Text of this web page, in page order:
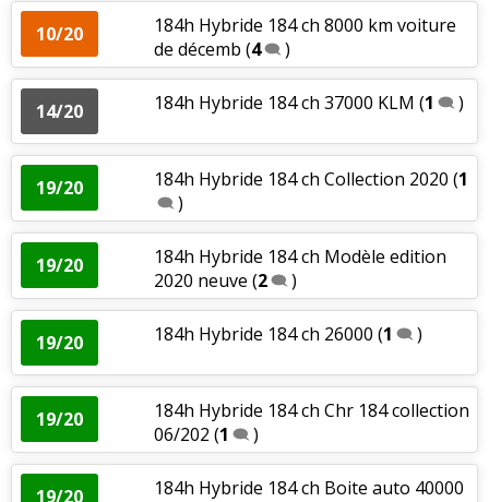
10/20
184h Hybride 184 ch 8000 km voiture
de décemb (4 )
14/20 184h Hybride 184 ch 37000 KLM (1 )
19/20 184h Hybride 184 ch Collection 2020 (1
)
19/20
184h Hybride 184 ch Modèle edition
2020 neuve (2 )
19/20 184h Hybride 184 ch 26000 (1 )
19/20
184h Hybride 184 ch Chr 184 collection
06/202 (1 )
19/20
184h Hybride 184 ch Boite auto 40000